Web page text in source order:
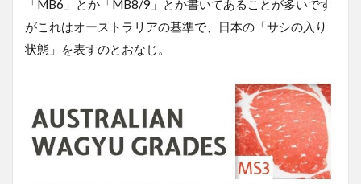
「MB6」とか「MB8/9」とか書いてあることが多いです
がこれはオーストラリアの基準で、日本の「サシの入り
状態」を表すのとおなじ。